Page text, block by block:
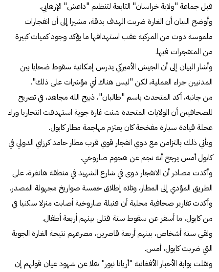
قبل جماعة "ولاية خراسان" التابعة لتنظيم "داعش" الإرهابي.
وأوضح البيان أن الغارة ضربت الهدف بدقة، مشيرا إلى أن انفجارات
ملموسة دوت من المركبة عقب استهدافها ما يؤكد وجود كميات كبيرة
من المتفجرات فيها.
وأشار البيان إلى أن الجيش الأميركي يدرس إمكانية سقوط ضحايا بين
المدنيين جراء العملية، لكن "ليس هناك أي مؤشرات على ذلك".
من جانبه، أكد المتحدث باسم "طالبان"، ذبيح الله مجاهد، في تصريح
للصحافيين أن الولايات المتحدة شنت غارة جوية استهدفت انتحاريا وراء
عجلة قيادة سيارة مفخخة كان يعتزم مهاجمة مطار كابول.
ويأتي ذلك بالتزامن مع دوي انفجار قوي قرب مطار حامد كرزاي الدولي في
كابول أمس يرجح أنه نجم عن هجوم صاروخي.
وأكدت مصادر أن الانفجار دوى في شارع الشهيد في منطقة هانغرة، على
الطريق المؤدي إلى المطار، وتلاه إطلاق خمسة صواريخ مجهولة المصدر.
وأكدت تقارير صحافية محلية أن قنبلة صاروخية أصابت منزلا سكنيا في
من كابول، ما أسفر عن سقوط ستة قتلى بينهم أربعة أطفال.
ولقي ستة أشخاص، بينهم أربعة قاصرين، مصرعهم نتيجة الغارة الجوية
التي ضربت كابول، أمس.
ونقلت بوابة الأخبار الأفغانية "أريانا نيوز" نقلا عن شهود عيان قولهم إن